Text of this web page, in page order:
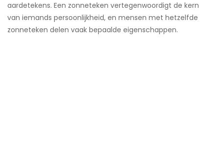
aardetekens. Een zonneteken vertegenwoordigt de kern
van iemands persoonlijkheid, en mensen met hetzelfde
zonneteken delen vaak bepaalde eigenschappen.